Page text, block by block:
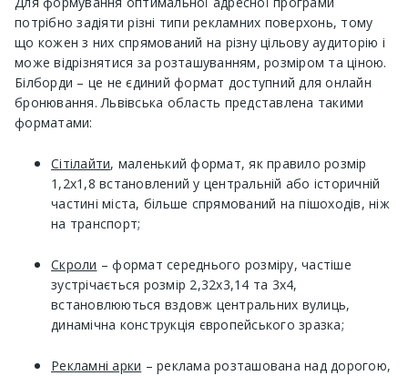
потрібно задіяти різні типи рекламних поверхонь, тому
що кожен з них спрямований на різну цільову аудиторію і
може відрізнятися за розташуванням, розміром та ціною.
Білборди – це не єдиний формат доступний для онлайн
бронювання. Львівська область представлена ​​такими
форматами:
Сітілайти, маленький формат, як правило розмір
1,2х1,8 встановлений у центральній або історичній
частині міста, більше спрямований на пішоходів, ніж
на транспорт;
Скроли – формат середнього розміру, частіше
зустрічається розмір 2,32х3,14 та 3х4,
встановлюються вздовж центральних вулиць,
динамічна конструкція європейського зразка;
Рекламні арки – реклама розташована над дорогою,